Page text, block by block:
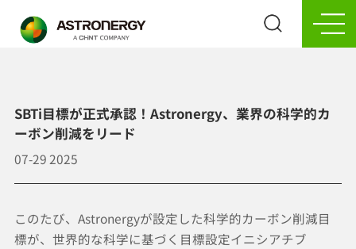
SBTi目標が正式承認！Astronergy、業界の科学的カ
ーボン削減をリード
07-29 2025
このたび、Astronergyが設定した科学的カーボン削減目
標が、世界的な科学に基づく目標設定イニシアチブ